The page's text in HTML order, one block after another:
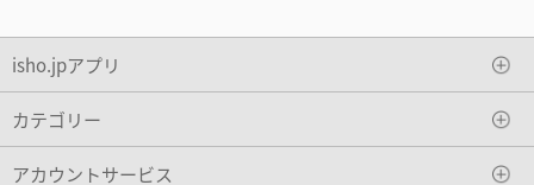
isho.jpアプリ
カテゴリー
アカウントサービス